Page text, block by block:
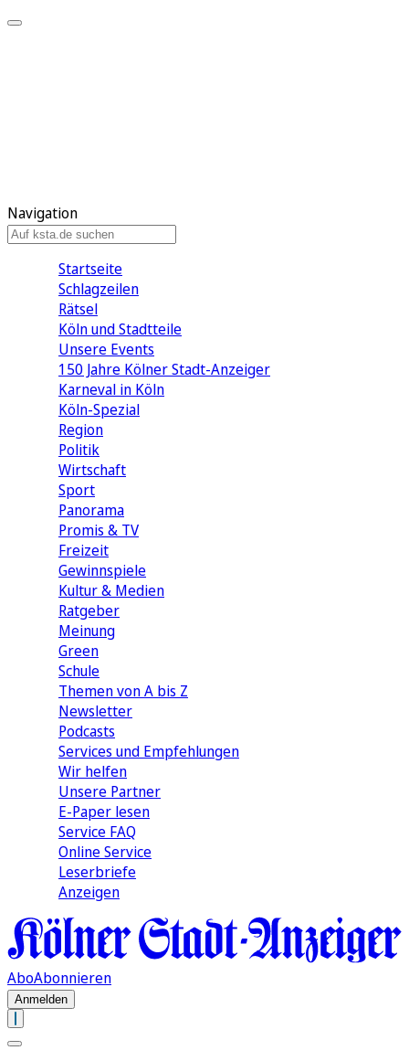
Navigation
Startseite
Schlagzeilen
Rätsel
Köln und Stadtteile
Unsere Events
150 Jahre Kölner Stadt-Anzeiger
Karneval in Köln
Köln-Spezial
Region
Politik
Wirtschaft
Sport
Panorama
Promis & TV
Freizeit
Gewinnspiele
Kultur & Medien
Ratgeber
Meinung
Green
Schule
Themen von A bis Z
Newsletter
Podcasts
Services und Empfehlungen
Wir helfen
Unsere Partner
E-Paper lesen
Service FAQ
Online Service
Leserbriefe
Anzeigen
AboAbonnieren
Anmelden